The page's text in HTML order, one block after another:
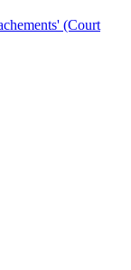
(Court